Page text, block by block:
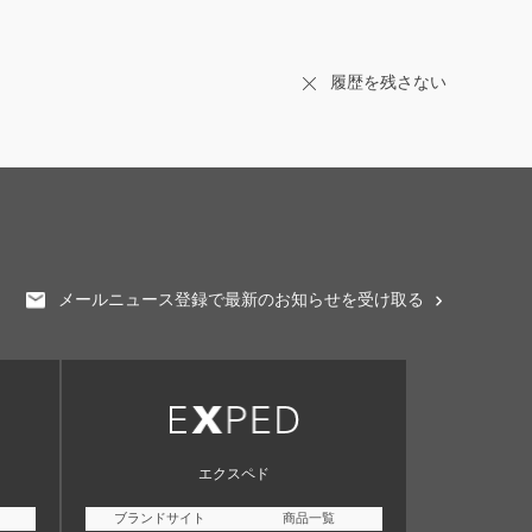
履歴を残さない
メールニュース登録で最新のお知らせを受け取る
エクスペド
ブランドサイト 商品一覧